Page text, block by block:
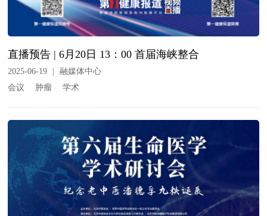
直播预告 | 6月20日 13：00 首届海峡整合
2025-06-19
融媒体中心
会议
肿瘤 学术